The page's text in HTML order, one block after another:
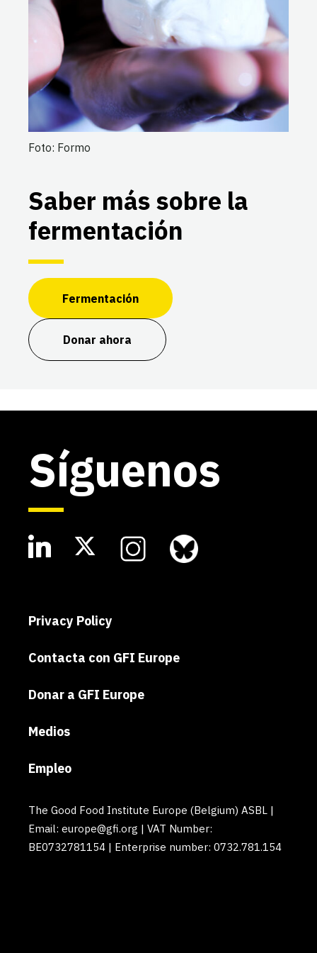
Foto: Formo
Saber mássobre la
fermentación
Fermentación
Donar ahora
Síguenos
Privacy Policy
Contacta con GFI Europe
Donar a GFI Europe
Medios
Empleo
The Good Food Institute Europe (Belgium) ASBL |
Email: europe@gfi.org | VAT Number:
BE0732781154 | Enterprise number: 0732.781.154